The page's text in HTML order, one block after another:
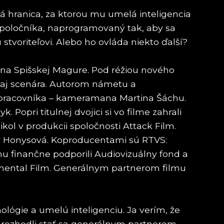
hranica, za ktorou mu umelá inteligencia
naprogramovaný tak, aby sa
Alebo ho ovláda niekto ďalší?
Spišskej Magure. Pod réžiou nového
scenára. Autorom námetu a
– kameramana Martina Šáchu.
Popri titulnej dvojici si vo filme zahrali
v produkcii spoločnosti Attack Film.
Koproducentami sú RTVS:
finančne podporili Audiovizuálny fond a
Film. Generálnym partnerom filmu
a umelú inteligenciu. Ja verím, že